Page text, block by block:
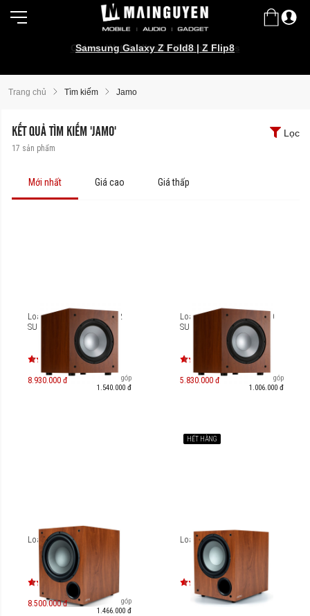
Galaxy Watch Ultra2 | Watch9 Series
Samsung Galaxy Z Fold8 | Z Flip8
Trang chủ Tìm kiếm Jamo
KẾT QUẢ TÌM KIẾM 'JAMO'
17 sản phẩm
Lọc
Mới nhất Giá cao Giá thấp
Loa Subwoofer Jamo J 12
SUB
8.930.000 đ
Trả góp
1.540.000 đ
Loa Subwoofer Jamo J 10
SUB
5.830.000 đ
Trả góp
1.006.000 đ
Loa Sub Jamo C 912
8.500.000 đ
Trả góp
1.466.000 đ
HẾT HÀNG
Loa Sub Jamo C 910